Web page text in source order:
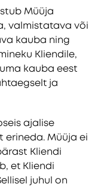
Müüja
valmistatava või
kauba ning
Kliendile,
kauba eest
ja
ajalise
erineda. Müüja ei
Kliendi
et Kliendi
juhul on